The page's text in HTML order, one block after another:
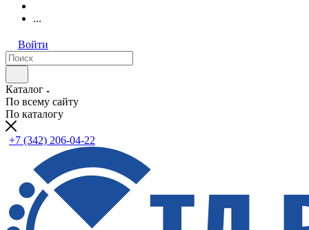
...
Войти
Каталог
По всему сайту
По каталогу
+7 (342) 206-04-22